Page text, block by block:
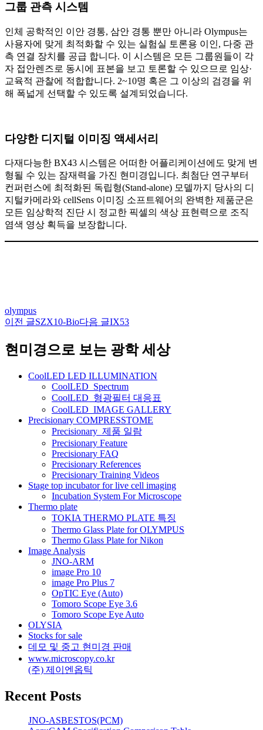
그룹 관측 시스템
인체 공학적인 이안 경통, 삼안 경통 뿐만 아니라 Olympus는
사용자에 맞게 최적화할 수 있는 실험실 토론용 이인, 다중 관
측 연결 장치를 공급 합니다. 이 시스템은 모든 그룹원들이 각
자 접안렌즈로 동시에 표본을 보고 토론할 수 있으므로 임상·
교육적 관찰에 적합합니다. 2~10명 혹은 그 이상의 검경을 위
해 폭넓게 선택할 수 있도록 설계되었습니다.
다양한 디지털 이미징 액세서리
다재다능한 BX43 시스템은 어떠한 어플리케이션에도 맞게 변
형될 수 있는 잠재력을 가진 현미경입니다. 최첨단 연구부터
컨퍼런스에 최적화된 독립형(Stand-alone) 모델까지 당사의 디
지털카메라와 cellSens 이미징 소프트웨어의 완벽한 제품군은
모든 임상학적 진단 시 정교한 픽셀의 색상 표현력으로 조직
염색 영상 획득을 보장합니다.
olympus
글
네
이전 글SZX10-Bio다음 글IX53
현미경으로 보는 광학 세상
CoolLED LED ILLUMINATION
CoolLED_Spectrum
CoolLED_형광필터 대응표
CoolLED_IMAGE GALLERY
Precisionary COMPRESSTOME
Precisionary_제품 일람
Precisionary Feature
Precisionary FAQ
Precisionary References
Precisionary Training Videos
Stage top incubator for live cell imaging
Incubation System For Microscope
Thermo plate
TOKIA THERMO PLATE 특징
Thermo Glass Plate for OLYMPUS
Thermo Glass Plate for Nikon
Image Analysis
JNO-ARM
image Pro 10
image Pro Plus 7
OpTIC Eye (Auto)
Tomoro Scope Eye 3.6
Tomoro Scope Eye Auto
OLYSIA
Stocks for sale
데모 및 중고 현미경 판매
www.microscopy.co.kr
(주) 제이엔옵틱
Recent Posts
JNO-ASBESTOS(PCM)